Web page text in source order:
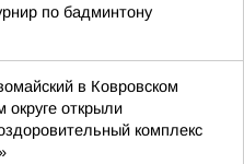
по бадминтону
в Ковровском
округе открыли
комплекс